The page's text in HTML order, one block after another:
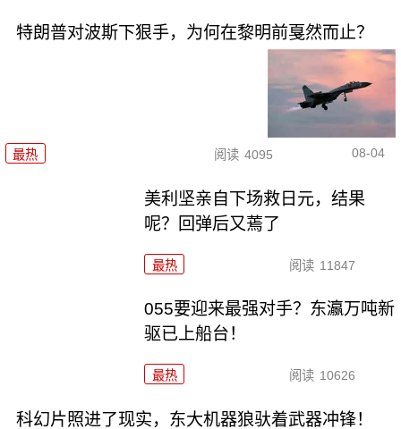
特朗普对波斯下狠手，为何在黎明前戛然而止？
最热 阅读 4095 08-04
美利坚亲自下场救日元，结果
呢？回弹后又蔫了
最热 阅读 11847
055要迎来最强对手？东瀛万吨新
驱已上船台！
最热 阅读 10626
科幻片照进了现实，东大机器狼驮着武器冲锋！